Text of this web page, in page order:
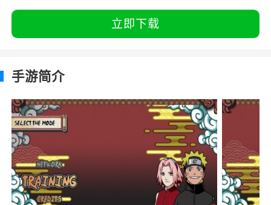
立即下载
手游简介